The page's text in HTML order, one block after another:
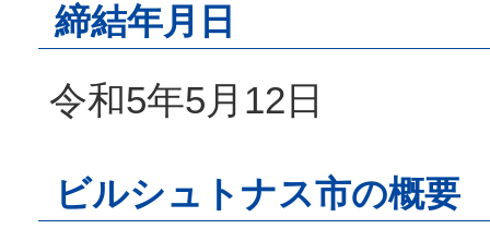
締結年月日
令和5年5月12日
ビルシュトナス市の概要